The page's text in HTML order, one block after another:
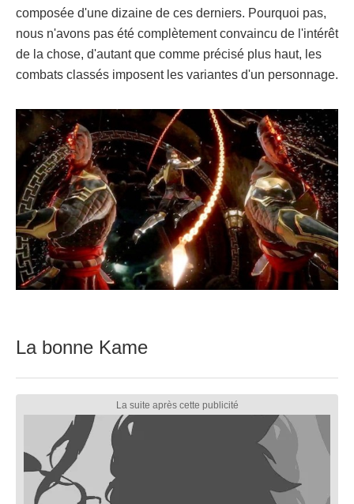
composée d'une dizaine de ces derniers. Pourquoi pas,
nous n'avons pas été complètement convaincu de l'intérêt
de la chose, d'autant que comme précisé plus haut, les
combats classés imposent les variantes d'un personnage.
La bonne Kame